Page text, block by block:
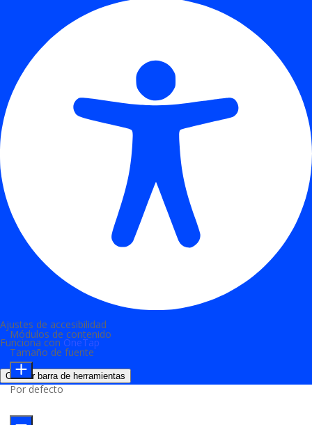
Ajustes de accesibilidad
Funciona conOneTap
Ocultar barra de herramientas
Módulos de contenido
Tamaño de fuente
Por defecto